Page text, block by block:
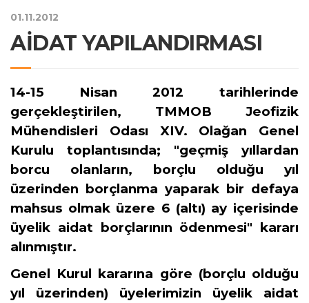
01.11.2012
AİDAT YAPILANDIRMASI
14-15 Nisan 2012 tarihlerinde
gerçekleştirilen, TMMOB Jeofizik
Mühendisleri Odası XIV. Olağan Genel
Kurulu toplantısında; "geçmiş yıllardan
borcu olanların, borçlu olduğu yıl
üzerinden borçlanma yaparak bir defaya
mahsus olmak üzere 6 (altı) ay içerisinde
üyelik aidat borçlarının ödenmesi" kararı
alınmıştır.
Genel Kurul kararına göre (borçlu olduğu
yıl üzerinden) üyelerimizin üyelik aidat